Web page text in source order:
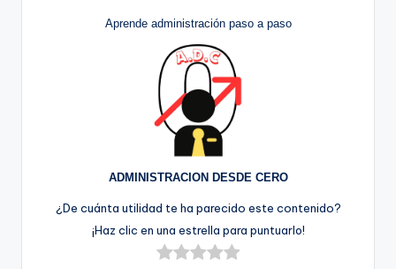
Aprende administración paso a paso
ADMINISTRACION DESDE CERO
¿De cuánta utilidad te ha parecido este contenido?
¡Haz clic en una estrella para puntuarlo!